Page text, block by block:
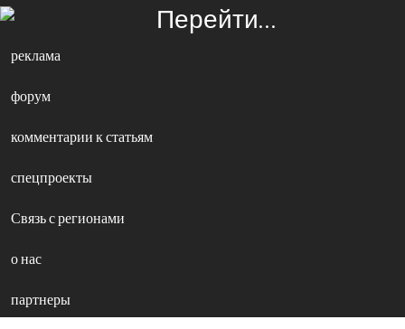
Перейти…
реклама
форум
комментарии к статьям
спецпроекты
Связь с регионами
о нас
партнеры